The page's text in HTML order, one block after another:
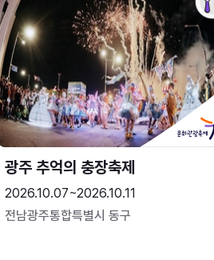
광주 추억의 충장축제
2026.10.07~2026.10.11
전남광주통합특별시 동구